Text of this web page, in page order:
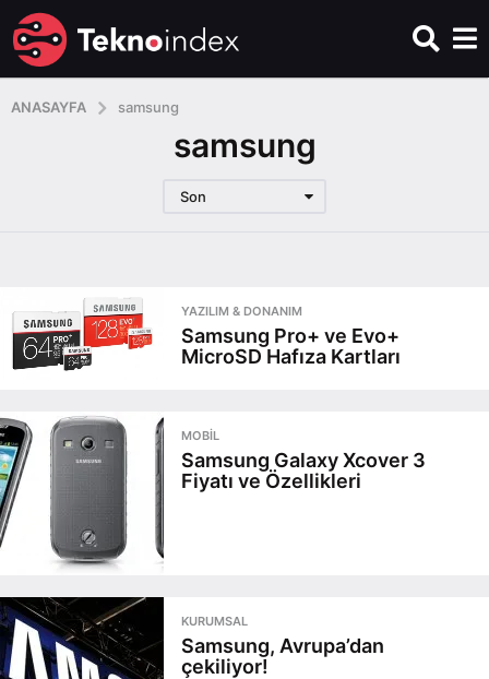
ANASAYFA samsung
samsung
Son
YAZILIM & DONANIM
Samsung Pro+ ve Evo+
MicroSD Hafıza Kartları
MOBIL
Samsung Galaxy Xcover 3
Fiyatı ve Özellikleri
KURUMSAL
Samsung, Avrupa’dan
çekiliyor!